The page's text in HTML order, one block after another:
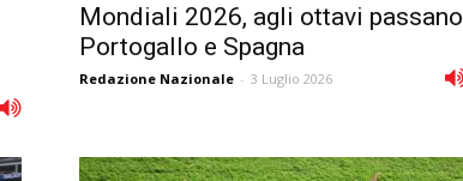
Mondiali 2026, agli ottavi passano
Portogallo e Spagna
Redazione Nazionale - 3 Luglio 2026